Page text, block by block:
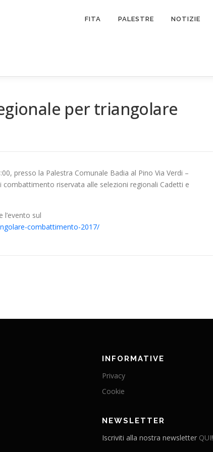
FITA PALESTRE NOTIZIE
per triangolare
presso la Palestra Comunale Badia al Pino Via Verdi –
combattimento riservata alle selezioni regionali Cadetti e
sul
combattimento-2017/
INFORMATIVE
Privacy
Cookie
NEWSLETTER
Iscriviti alla nostra newsletter QUI!